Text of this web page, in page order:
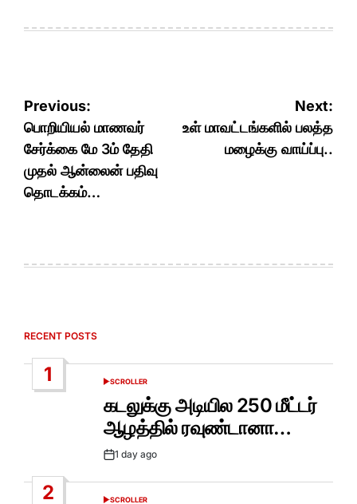
Post
navigation
Previous:
பொறியியல் மாணவர்
சேர்க்கை மே 3ம் தேதி
முதல் ஆன்லைன் பதிவு
தொடக்கம்…
Next:
உள் மாவட்டங்களில் பலத்த
மழைக்கு வாய்ப்பு..
RECENT POSTS
1
POSTED
SCROLLER
கடலுக்கு அடியில 250 மீட்டர்
ஆழத்தில் ரவுண்டானா…
Post1 day ago
2 SCROLLER